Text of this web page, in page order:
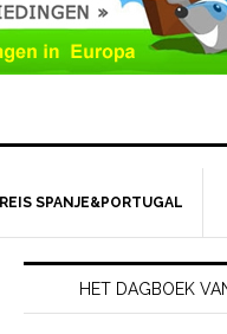
REIS SPANJE&PORTUGAL
HET DAGBOEK